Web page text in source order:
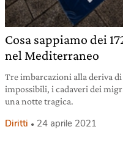
Cosa sappiamo dei
nel Mediterraneo
Tre imbarcazioni alla deriva
impossibili, i cadaveri dei
una notte tragica.
Diritti 24 aprile 2021